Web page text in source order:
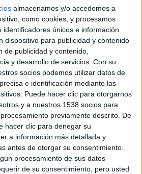
almacenamos y/o accedemos a
como cookies, y procesamos
identificadores únicos e información
dispositivo para publicidad y contenido
de publicidad y contenido,
y desarrollo de servicios. Con su
socios podemos utilizar datos de
e identificación mediante las
Puede hacer clic para otorgarnos
y a nuestros 1538 socios para
previamente descrito. De
hacer clic para denegar su
a información más detallada y
antes de otorgar su consentimiento.
procesamiento de sus datos
de su consentimiento, pero usted
mejor.
autobiográfico deBrad Land,
de un terrible ataque y tras haberse
que le dejó, Brad (
diecinueve años, se inscribe en la
su hermano. Los dos terminan
fraternidad, sin embargo, lo que
la lealtad entre los miembros, pone
y su relación de una forma
su reparto con
Ben Schnetzer
Jonas y James Franco, quienes